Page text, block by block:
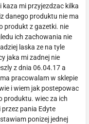
mi przyjezdzac kilka
danego produktu nie ma
produkt z gazetki. nie
ich zachowania nie
laska ze na tyle
jaka mi zadnej nie
z dnia 06.04.17 a
pracowalam w sklepie
i wiem jak postepowac
produktu. wiec za ich
pania Edyte
ponizej jednej